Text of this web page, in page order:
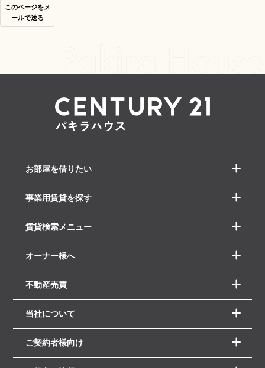
このページをメ
ールで送る
お部屋を借りたい
事業用賃貸を探す
賃貸検索メニュー
オーナー様へ
不動産売買
当社について
ご契約者様向け